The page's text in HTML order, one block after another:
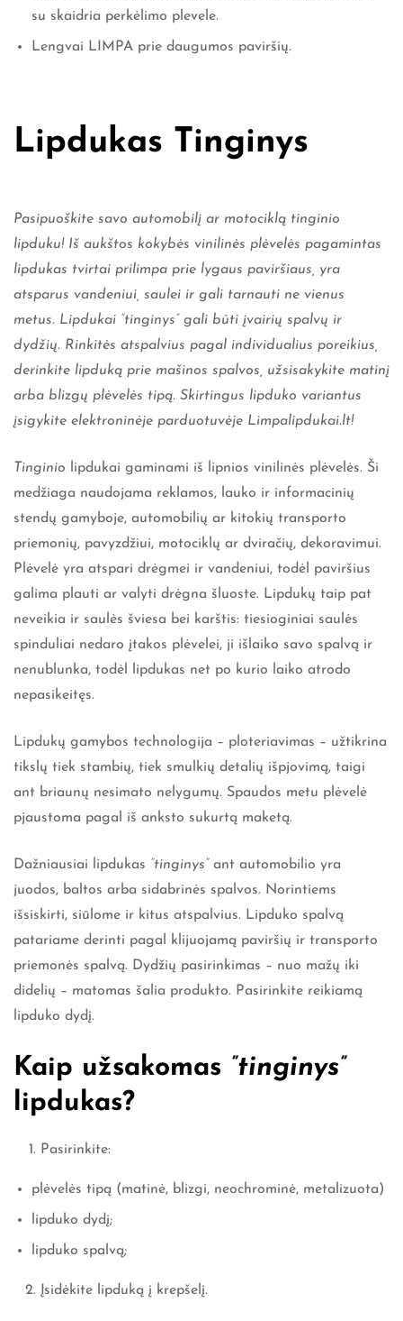
su skaidria perkėlimo plevele.
Lengvai LIMPA prie daugumos paviršių.
Lipdukas Tinginys
Pasipuoškite savo automobilį ar motociklą tinginio
lipduku! Iš aukštos kokybės vinilinės plėvelės pagamintas
lipdukas tvirtai prilimpa prie lygaus paviršiaus, yra
atsparus vandeniui, saulei ir gali tarnauti ne vienus
metus. Lipdukai ”tinginys” gali būti įvairių spalvų ir
dydžių. Rinkitės atspalvius pagal individualius poreikius,
derinkite lipduką prie mašinos spalvos, užsisakykite matinį
arba blizgų plėvelės tipą. Skirtingus lipduko variantus
įsigykite elektroninėje parduotuvėje Limpalipdukai.lt!
Tinginio lipdukai gaminami iš lipnios vinilinės plėvelės. Ši
medžiaga naudojama reklamos, lauko ir informacinių
stendų gamyboje, automobilių ar kitokių transporto
priemonių, pavyzdžiui, motociklų ar dviračių, dekoravimui.
Plėvelė yra atspari drėgmei ir vandeniui, todėl paviršius
galima plauti ar valyti drėgna šluoste. Lipdukų taip pat
neveikia ir saulės šviesa bei karštis: tiesioginiai saulės
spinduliai nedaro įtakos plėvelei, ji išlaiko savo spalvą ir
nenublunka, todėl lipdukas net po kurio laiko atrodo
nepasikeitęs.
Lipdukų gamybos technologija – ploteriavimas – užtikrina
tikslų tiek stambių, tiek smulkių detalių išpjovimą, taigi
ant briaunų nesimato nelygumų. Spaudos metu plėvelė
pjaustoma pagal iš anksto sukurtą maketą.
Dažniausiai lipdukas ”tinginys” ant automobilio yra
juodos, baltos arba sidabrinės spalvos. Norintiems
išsiskirti, siūlome ir kitus atspalvius. Lipduko spalvą
patariame derinti pagal klijuojamą paviršių ir transporto
priemonės spalvą. Dydžių pasirinkimas – nuo mažų iki
didelių – matomas šalia produkto. Pasirinkite reikiamą
lipduko dydį.
Kaip užsakomas ”tinginys”
lipdukas?
Pasirinkite:
plėvelės tipą (matinė, blizgi, neochrominė, metalizuota)
lipduko dydį;
lipduko spalvą;
Įsidėkite lipduką į krepšelį.